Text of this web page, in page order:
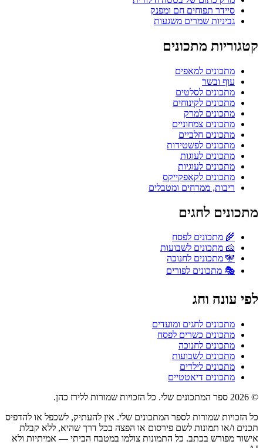
סיידר תפוחים חם ומפנק
גביניות שמרים משגעות
קטגוריות מתכונים
מתכונים למאפים
עוף ובשר
מתכונים לסלטים
מתכונים לקינוחים
מתכונים למרק
מתכונים צמחוניים
מתכונים חלביים
מתכונים לפשטידות
מתכונים לעוגות
מתכונים לעוגיות
מתכונים לקאפקייקס
ריבות, ממרחים ומטבלים
מתכונים לחגים
🌾מתכונים לפסח
🧀מתכונים לשבועות
🕎מתכונים לחנוכה
🎭מתכונים לפורים
לפי עונה וחג
מתכונים לחגים ומועדים
מתכונים כשרים לפסח
מתכונים לחנוכה
מתכונים לשבועות
מתכונים לילדים
מתכונים דיאטטיים
© 2026 ספר המתכונים שלי. כל הזכויות שמורות ללירז כהן.
כל הזכויות שמורות לספר המתכונים שלי. אין להעתיק, לשכפל או להדפיס
תכנים ו/או תמונות לשם פירסום או הפצה בכל דרך שהיא, ללא קבלת
אישור מפורש בכתב. כל התמונות צולמו במטבח הביתי — אמיתיות ולא